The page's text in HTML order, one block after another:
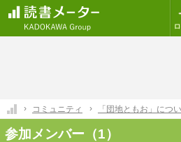
コミュニティ 「団地ともお」につ
参加メンバー（1）